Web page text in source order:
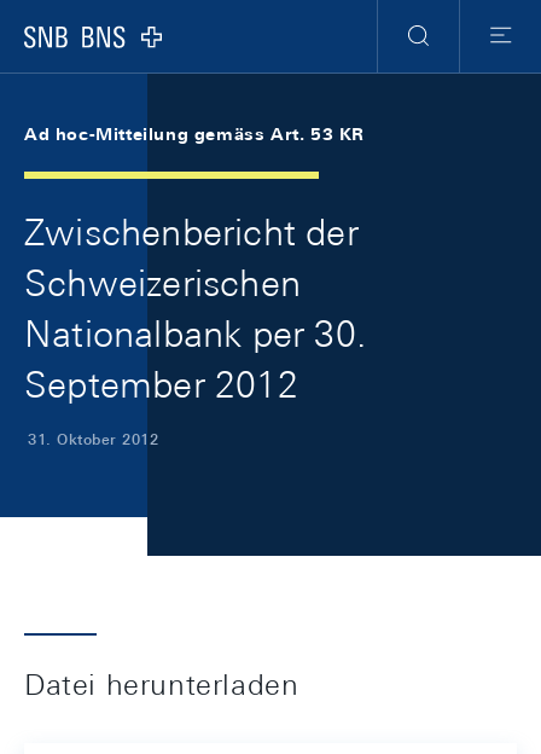
Logo
Suche
Menu
Ad hoc-Mitteilung gemäss Art. 53 KR
Zwischenbericht der
Schweizerischen
Nationalbank per 30.
September 2012
31. Oktober 2012
Datei herunterladen